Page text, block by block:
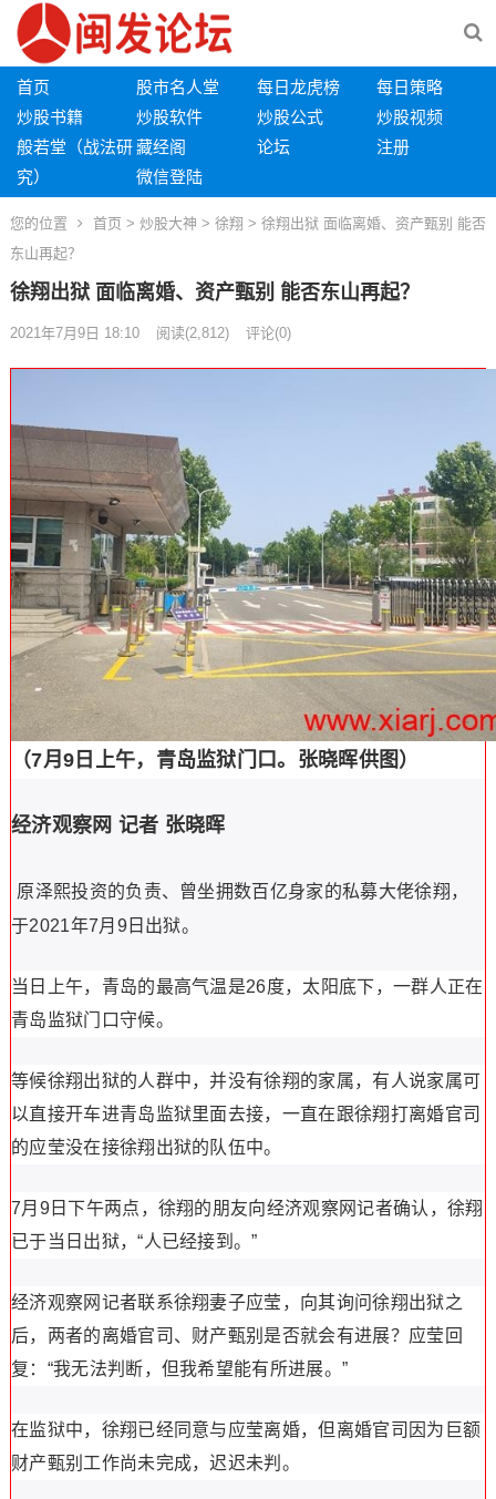
首页 股市名人堂 每日龙虎榜
每日策略
炒股书籍
炒股软件 炒股公式
炒股视频
般若堂（战法研
究）
藏经阁 论坛
注册
微信登陆
您的位置 首页 > 炒股大神 > 徐翔 > 徐翔出狱 面临离婚、资产甄别 能否
东山再起？
徐翔出狱 面临离婚、资产甄别 能否东山再起？
2021年7月9日 18:10 阅读(2,812) 评论(0)
（7月9日上午，青岛监狱门口。张晓晖供图）
经济观察网 记者 张晓晖
原泽熙投资的负责、曾坐拥数百亿身家的私募大佬徐翔，
于2021年7月9日出狱。
当日上午，青岛的最高气温是26度，太阳底下，一群人正在
青岛监狱门口守候。
等候徐翔出狱的人群中，并没有徐翔的家属，有人说家属可
以直接开车进青岛监狱里面去接，一直在跟徐翔打离婚官司
的应莹没在接徐翔出狱的队伍中。
7月9日下午两点，徐翔的朋友向经济观察网记者确认，徐翔
已于当日出狱，“人已经接到。”
经济观察网记者联系徐翔妻子应莹，向其询问徐翔出狱之
后，两者的离婚官司、财产甄别是否就会有进展？应莹回
复：“我无法判断，但我希望能有所进展。”
在监狱中，徐翔已经同意与应莹离婚，但离婚官司因为巨额
财产甄别工作尚未完成，迟迟未判。